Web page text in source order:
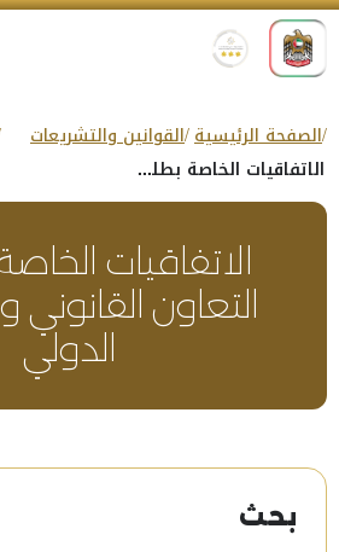
الصفحة الرئيسية القوانين والتشريعات
الاتفاقيات الخاصة بطلبات التعاون القانوني والقضائي الدولي
الاتفاقيات
التعاون
الدولي
بحث